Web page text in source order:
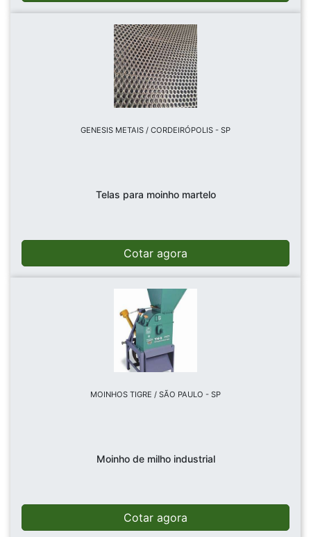
GENESIS METAIS / CORDEIRÓPOLIS - SP
Telas para moinho martelo
Cotar agora
MOINHOS TIGRE / SÃO PAULO - SP
Moinho de milho industrial
Cotar agora